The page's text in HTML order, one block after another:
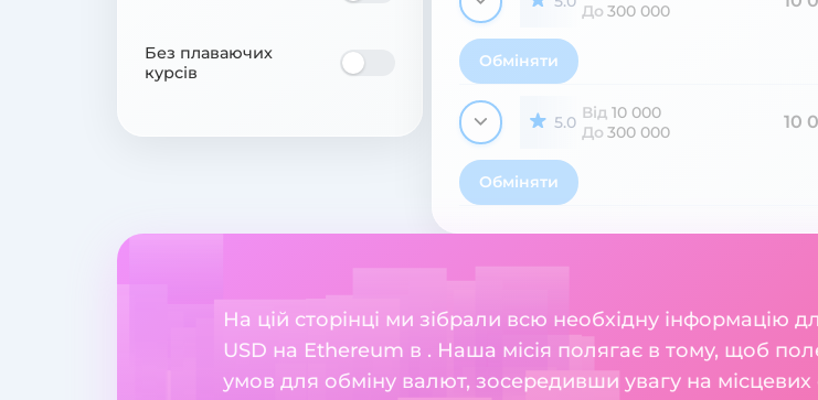
Без плаваючих
курсів
До 300 000
Обміняти
5.0 Від 10 000
До 300 000 10
Обміняти
На цій сторінці ми зібрали всю необхідну інформацію
USD на Ethereum в . Наша місія полягає в тому, щоб
умов для обміну валют, зосередивши увагу на місцевих